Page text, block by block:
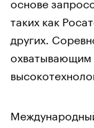
таких как
других.
охватывающим